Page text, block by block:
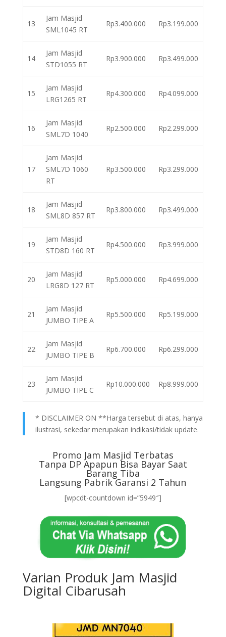
13
Jam Masjid
SML1045 RT
Rp3.400.000 Rp3.199.000
14
Jam Masjid
STD1055 RT
Rp3.900.000 Rp3.499.000
15
Jam Masjid
LRG1265 RT
Rp4.300.000 Rp4.099.000
16
Jam Masjid
SML7D 1040
Rp2.500.000 Rp2.299.000
17
Jam Masjid
SML7D 1060
RT
Rp3.500.000 Rp3.299.000
18
Jam Masjid
SML8D 857 RT
Rp3.800.000 Rp3.499.000
19
Jam Masjid
STD8D 160 RT
Rp4.500.000 Rp3.999.000
20
Jam Masjid
LRG8D 127 RT
Rp5.000.000 Rp4.699.000
21
Jam Masjid
JUMBO TIPE A
Rp5.500.000 Rp5.199.000
22
Jam Masjid
JUMBO TIPE B
Rp6.700.000 Rp6.299.000
23
Jam Masjid
JUMBO TIPE C
Rp10.000.000 Rp8.999.000
* DISCLAIMER ON **Harga tersebut di atas, hanya
ilustrasi, sekedar merupakan indikasi/tidak update.
Promo Jam Masjid Terbatas
Tanpa DP Apapun Bisa Bayar Saat
Barang Tiba
Langsung Pabrik Garansi 2 Tahun
[wpcdt-countdown id=”5949″]
Varian Produk Jam Masjid
Digital Cibarusah